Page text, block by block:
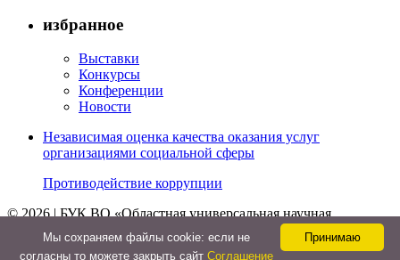
избранное
Выставки
Конкурсы
Конференции
Новости
Независимая оценка качества оказания услуг
организациями социальной сферы
Противодействие коррупции
© 2026 | БУК ВО «Областная универсальная научная
библиотека»
Принимаю
Мы cохраняем файлы cookie: если не
согласны то можете закрыть сайт Соглашение